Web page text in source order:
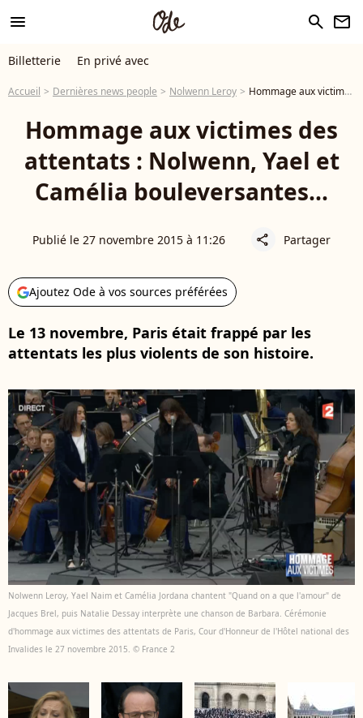
menu search newsletter
Billetterie En privé avec
Accueil Dernières news people Nolwenn Leroy Hommage aux victimes des attentats : Nolwenn, Yael et Camélia bouleversantes...
Hommage aux victimes des
attentats : Nolwenn, Yael et
Camélia bouleversantes...
Publié le 27 novembre 2015 à 11:26 share Partager
Ajoutez Ode à vos sources préférées
Le 13 novembre, Paris était frappé par les
attentats les plus violents de son histoire.
Nolwenn Leroy, Yael Naim et Camélia Jordana chantent "Quand on a que l'amour" de
Jacques Brel, puis Natalie Dessay interprète une chanson de Barbara. Cérémonie
d'hommage aux victimes des attentats de Paris, Cour d'Honneur de l'Hôtel national des
Invalides le 27 novembre 2015. © France 2